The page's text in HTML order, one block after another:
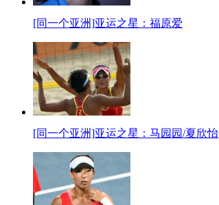
[同一个亚洲]亚运之星：福原爱
[同一个亚洲]亚运之星：马园园/夏欣怡